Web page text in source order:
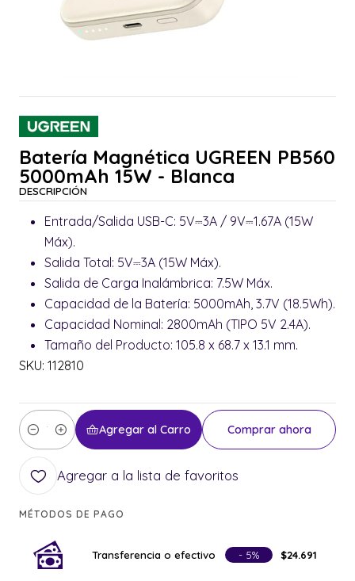
Batería Magnética UGREEN PB560
5000mAh 15W - Blanca
DESCRIPCIÓN
Entrada/Salida USB-C: 5V⎓3A / 9V⎓1.67A (15W
Máx).
Salida Total: 5V⎓3A (15W Máx).
Salida de Carga Inalámbrica: 7.5W Máx.
Capacidad de la Batería: 5000mAh, 3.7V (18.5Wh).
Capacidad Nominal: 2800mAh (TIPO 5V 2.4A).
Tamaño del Producto: 105.8 x 68.7 x 13.1 mm.
SKU: 112810
Cantidad
Agregar al Carro Comprar ahora
Agregar a la lista de favoritos
MÉTODOS DE PAGO
Transferencia o efectivo - 5% $24.691